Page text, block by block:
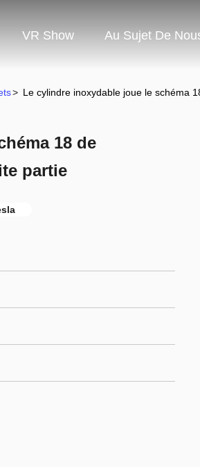
VR Show Au Sujet De
> Le cylindre inoxydable joue le schéma
18 de
partie